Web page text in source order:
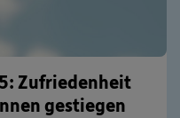
Zufriedenheit
gestiegen